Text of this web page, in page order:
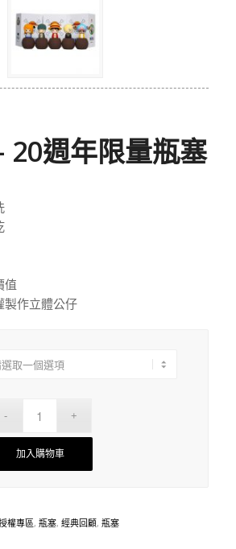
20週年限量瓶塞
值
製作立體公仔
加入購物車
權專區, 瓶塞, 經典回顧, 瓶塞